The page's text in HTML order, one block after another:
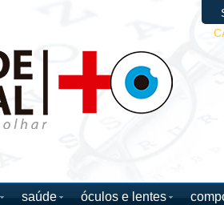
saúde óculos e lentes